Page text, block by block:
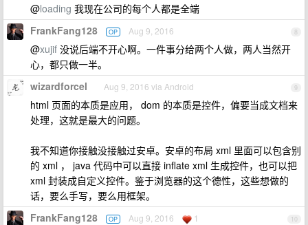
@loading 我现在公司的每个人都是全端
8
FrankFang128 OP Aug 9, 2016
@xujif 没说后端不开心啊。一件事分给两个人做，两人当然开
心，都只做一半。
9
wizardforcel Aug 9, 2016 via Android
html 页面的本质是应用， dom 的本质是控件，偏要当成文档来
处理，这就是最大的问题。
我不知道你接触没接触过安卓。安卓的布局 xml 里面可以包含别
的 xml ， java 代码中可以直接 inflate xml 生成控件，也可以把
xml 封装成自定义控件。鉴于浏览器的这个德性，这些想做的
话，要么手写，要么用框架。
10
FrankFang128 OP Aug 9, 2016 1